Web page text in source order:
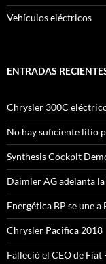
Vehículos eléctricos
ENTRADAS
Chrysler 300C
No hay suficiente litio
Synthesis Cockpit
Daimler AG adelanta
Energética BP se une
Chrysler Pacifica 2018
Falleció el CEO de